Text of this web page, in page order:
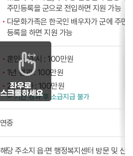
주민등록을 군으로 전입하면 지원 가능
다문화가족은 한국인 배우자가 군에 주
등록을 하면 지원 가능
혼인신고 시 : 100만원
1년 경과 : 100만원
2년 경과 : 100만원
기간 경과 후 소급지급 불가
연중
해당 주소지 읍·면 행정복지센터 방문 및 신청